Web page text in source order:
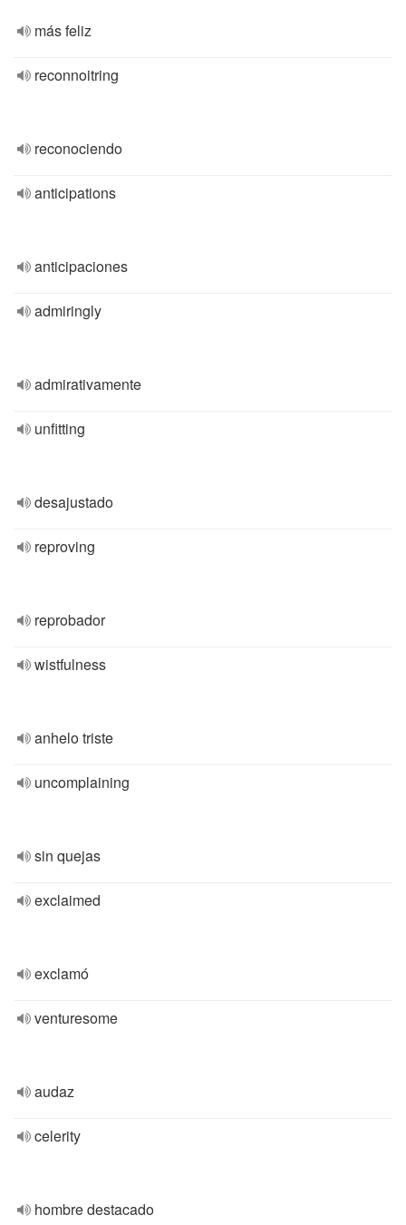
más feliz
reconnoitring
reconociendo
anticipations
anticipaciones
admiringly
admirativamente
unfitting
desajustado
reproving
reprobador
wistfulness
anhelo triste
uncomplaining
sin quejas
exclaimed
exclamó
venturesome
audaz
celerity
hombre destacado